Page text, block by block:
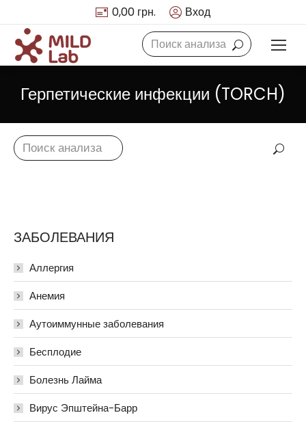
0,00 грн. Вход
Search:
Герпетические инфекции (TORCH)
Search:
ЗАБОЛЕВАНИЯ
Аллергия
Анемия
Аутоиммунные заболевания
Бесплодие
Болезнь Лайма
Вирус Эпштейна-Барр